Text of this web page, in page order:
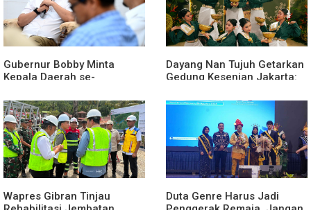
Gubernur Bobby Minta
Kepala Daerah se-
Usulan Bantuan Keuangan
Provinsi 2027
Dayang Nan Tujuh Getarkan
Gedung Kesenian Jakarta:
Nusantara
Wapres Gibran Tinjau
Duta Genre Harus Jadi